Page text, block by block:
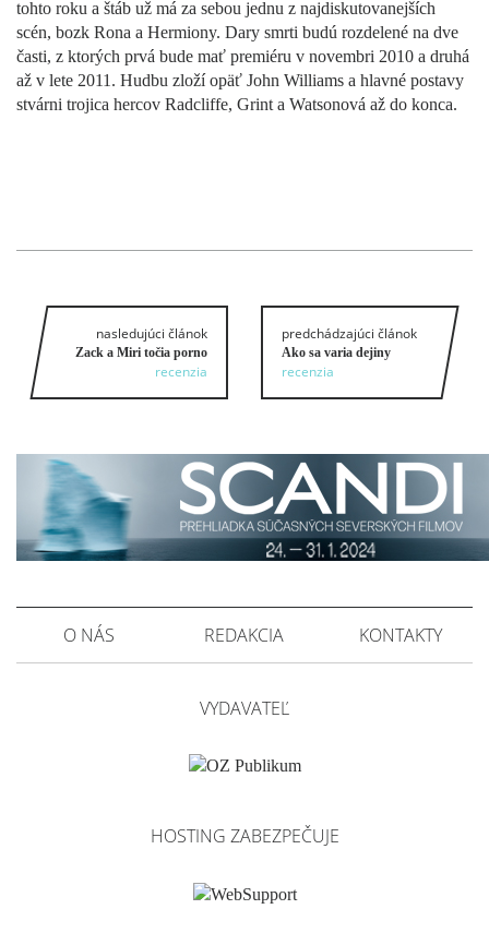
tohto roku a štáb už má za sebou jednu z najdiskutovanejších
scén, bozk Rona a Hermiony. Dary smrti budú rozdelené na dve
časti, z ktorých prvá bude mať premiéru v novembri 2010 a druhá
až v lete 2011. Hudbu zloží opäť John Williams a hlavné postavy
stvárni trojica hercov Radcliffe, Grint a Watsonová až do konca.
nasledujúci článok
Zack a Miri točia porno
recenzia
predchádzajúci článok
Ako sa varia dejiny
recenzia
O NÁS REDAKCIA KONTAKTY
VYDAVATEĽ
HOSTING ZABEZPEČUJE